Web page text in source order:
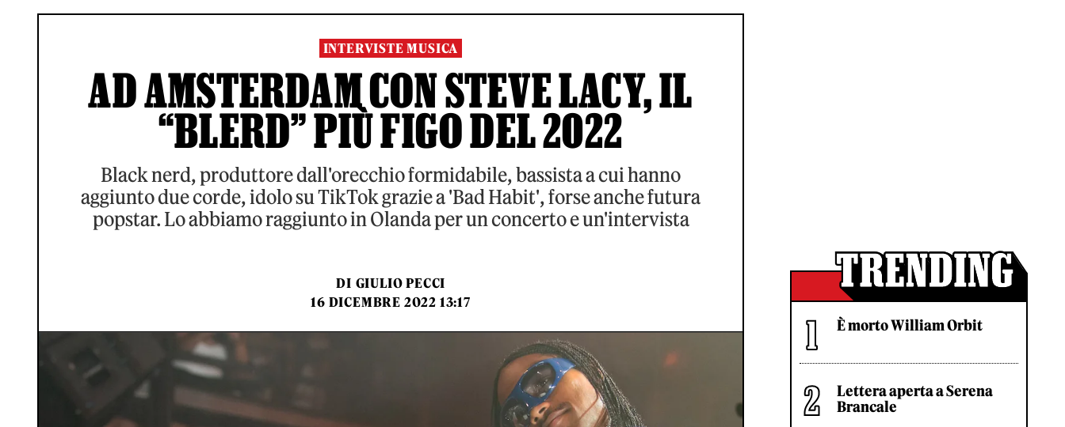
INTERVISTE MUSICA
AD AMSTERDAM CON STEVE LACY, IL
“BLERD” PIÙ FIGO DEL 2022
Black nerd, produttore dall'orecchio formidabile, bassista a cui hanno
aggiunto due corde, idolo su TikTok grazie a 'Bad Habit', forse anche futura
popstar. Lo abbiamo raggiunto in Olanda per un concerto e un'intervista
DI GIULIO PECCI
16 DICEMBRE 2022 13:17
È morto William Orbit
Lettera aperta a Serena
Brancale